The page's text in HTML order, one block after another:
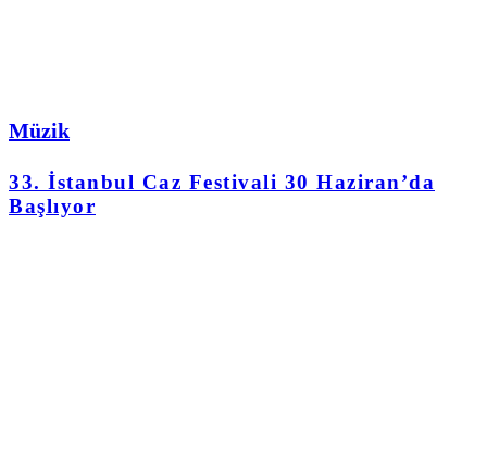
Müzik
33. İstanbul Caz Festivali 30 Haziran’da
Başlıyor